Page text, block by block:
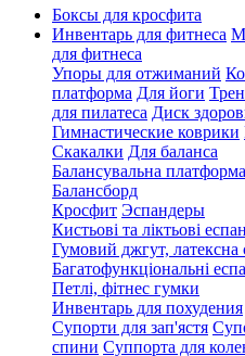
Боксы для кросфита
Инвентарь для фитнеса
для фитнеса
Упоры для отжиманий
платформа Для йоги
для пилатеса Диск
Гимнастические коврики
Скакалки Для баланса
Балансувальна платформа
Балансборд
Кросфит Эспандеры
Кистьові та ліктьові
Гумовий джгут, латексна
Багатофункціональні
Петлі, фітнес гумки
Инвентарь для похудения
Супорти для зап'ястя
спини Суппорта для